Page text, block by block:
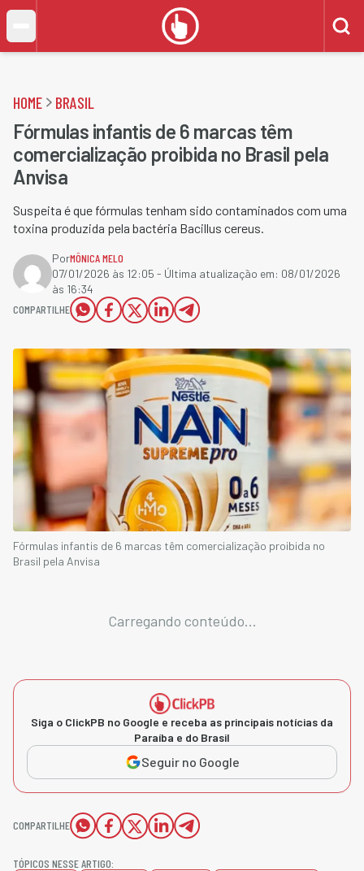
HOME BRASIL
Fórmulas infantis de 6 marcas têm
comercialização proibida no Brasil pela
Anvisa
Suspeita é que fórmulas tenham sido contaminados com uma
toxina produzida pela bactéria Bacillus cereus.
PorMÔNICA MELO
07/01/2026 às 12:05 - Última atualização em: 08/01/2026
às 16:34
COMPARTILHE
Fórmulas infantis de 6 marcas têm comercialização proibida no
Brasil pela Anvisa
Carregando conteúdo...
Siga o ClickPB no Google e receba as principais notícias da
Paraíba e do Brasil
Seguir no Google
COMPARTILHE
TÓPICOS NESSE ARTIGO: